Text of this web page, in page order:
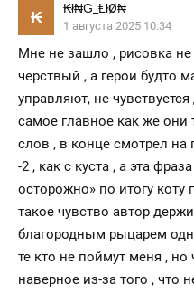
₭ ₭ł₦₲_ⱠłØ₦
1 августа 2025 10:34
Мне не зашло , рисовка
черствый , а герои будто
управляют, не
самое главное как же они
слов , в конце смотрел
-2 , как с куста , а эта
осторожно» по итогу коту
такое чувство автор
благородным рыцарем
те кто не поймут меня ,
наверное из-за того , что